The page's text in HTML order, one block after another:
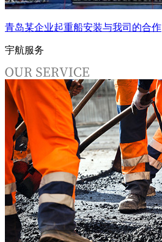
青岛某企业起重船安装与我司的合作
宇航服务